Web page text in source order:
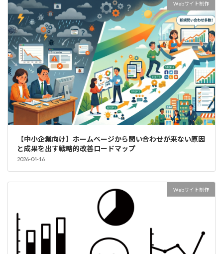
Webサイト制作
【中小企業向け】ホームページから問い合わせが来ない原因
と成果を出す戦略的改善ロードマップ
2026-04-16
Webサイト制作